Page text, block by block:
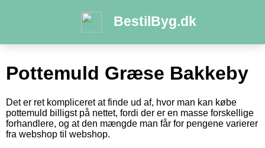
BestilByg.dk
Pottemuld Græse Bakkeby
Det er ret kompliceret at finde ud af, hvor man kan købe
pottemuld billigst på nettet, fordi der er en masse forskellige
forhandlere, og at den mængde man får for pengene varierer
fra webshop til webshop.